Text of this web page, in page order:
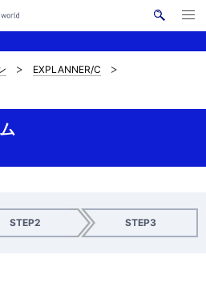
メ
ニ
EXPLANNER/C
STEP2
認
STEP3送
信